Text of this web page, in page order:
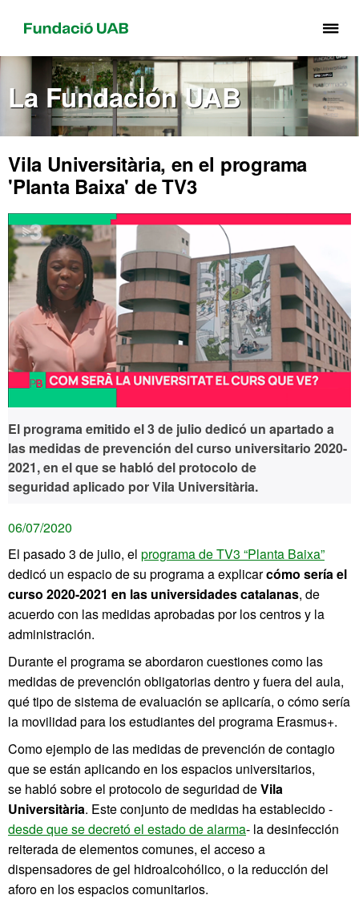
el
La Fundación UAB
Vila Universitària, en el programa
'Planta Baixa' de TV3
El programa emitido el 3 de julio dedicó un apartado a
las medidas de prevención del curso universitario 2020-
2021, en el que se habló del protocolo de
seguridad aplicado por Vila Universitària.
06/07/2020
El pasado 3 de julio, el programa de TV3 “Planta Baixa”
dedicó un espacio de su programa a explicarcómo sería el
curso 2020-2021 en las universidades catalanas, de
acuerdo con las medidas aprobadas por los centros y la
administración.
Durante el programa se abordaron cuestiones como las
medidas de prevención obligatorias dentro y fuera del aula,
qué tipo de sistema de evaluación se aplicaría, o cómo sería
la movilidad para los estudiantes del programa Erasmus+.
Como ejemplo de las medidas de prevención de contagio
que se están aplicando en los espacios universitarios,
se habló sobre el protocolo de seguridad deVila
Universitària. Este conjunto de medidas ha establecido -
desde que se decretó el estado de alarma- la desinfección
reiterada de elementos comunes, el acceso a
dispensadores de gel hidroalcohólico, o la reducción del
aforo en los espacios comunitarios.